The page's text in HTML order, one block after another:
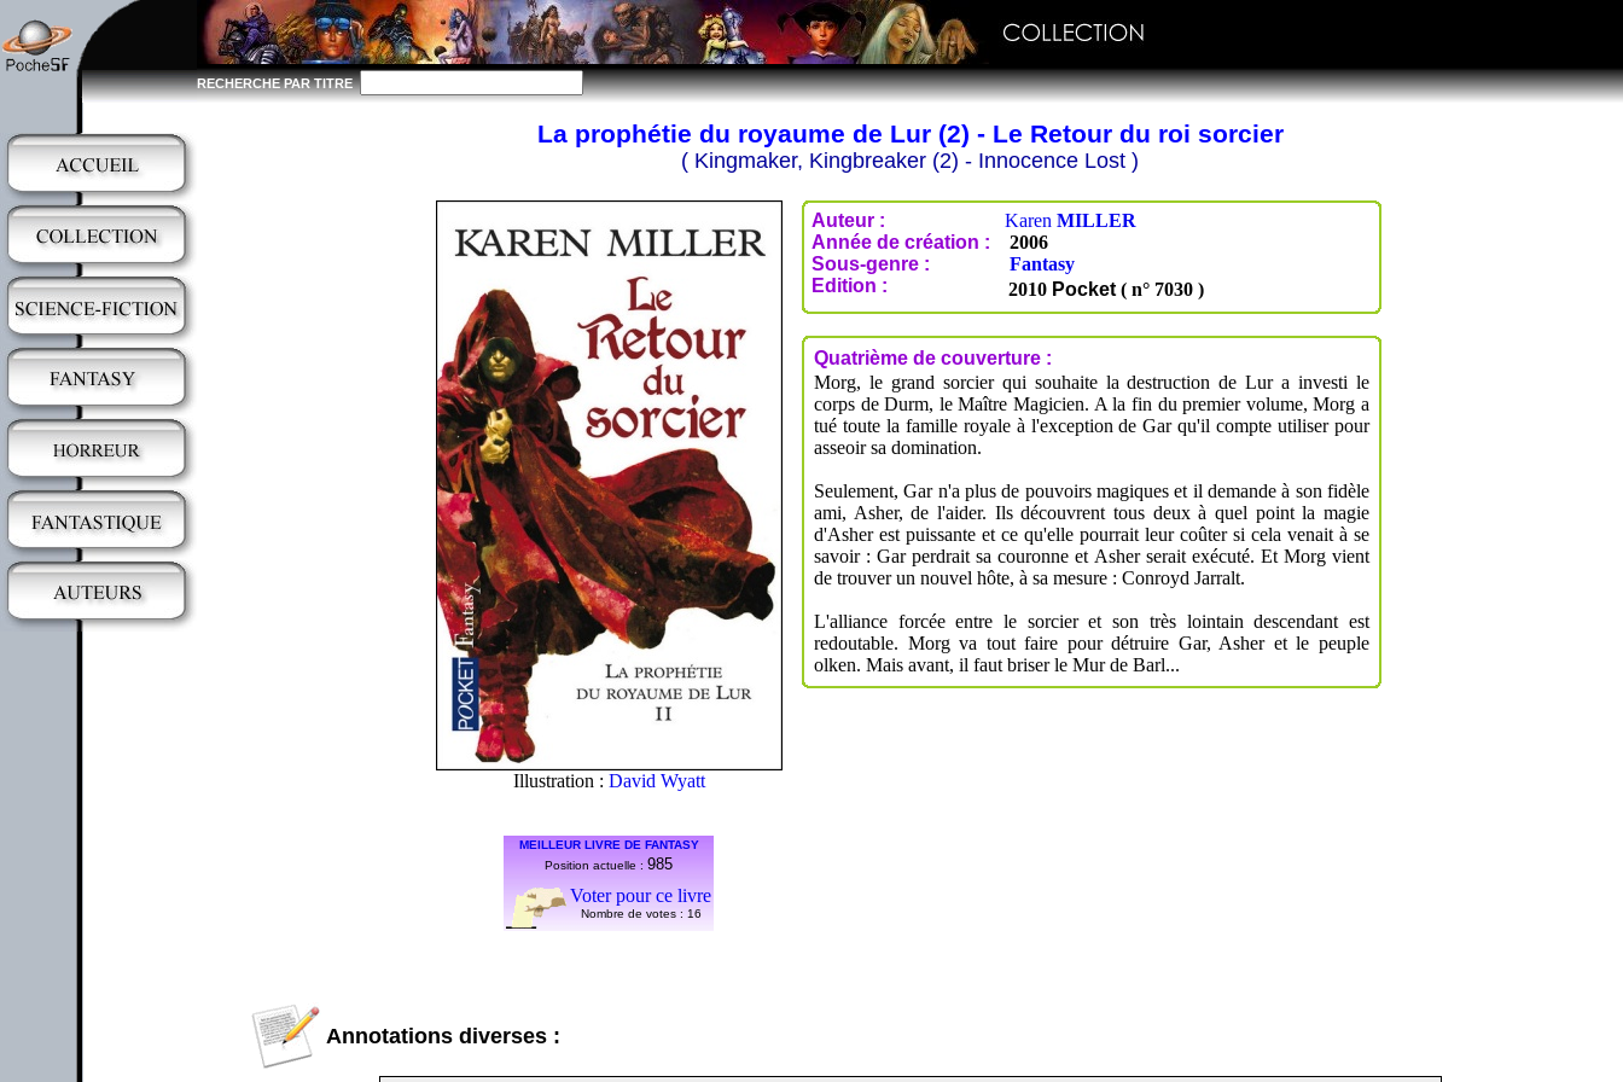
RECHERCHE PAR TITRE
La prophétie du royaume de Lur (2) - Le Retour du roi sorcier
( Kingmaker, Kingbreaker (2) - Innocence Lost )
Illustration : David Wyatt
MEILLEUR LIVRE DE FANTASY
Position actuelle : 985
Voter pour ce livre
Nombre de votes : 16
Auteur : Karen MILLER
Année de création :
2006
Sous-genre :
Fantasy
Edition :
2010 Pocket ( n° 7030 )
Quatrième de couverture :
Morg, le grand sorcier qui souhaite la destruction de Lur a investi le
corps de Durm, le Maître Magicien. A la fin du premier volume, Morg a
tué toute la famille royale à l'exception de Gar qu'il compte utiliser pour
asseoir sa domination.
Seulement, Gar n'a plus de pouvoirs magiques et il demande à son fidèle
ami, Asher, de l'aider. Ils découvrent tous deux à quel point la magie
d'Asher est puissante et ce qu'elle pourrait leur coûter si cela venait à se
savoir : Gar perdrait sa couronne et Asher serait exécuté. Et Morg vient
de trouver un nouvel hôte, à sa mesure : Conroyd Jarralt.
L'alliance forcée entre le sorcier et son très lointain descendant est
redoutable. Morg va tout faire pour détruire Gar, Asher et le peuple
olken. Mais avant, il faut briser le Mur de Barl...
Annotations diverses :